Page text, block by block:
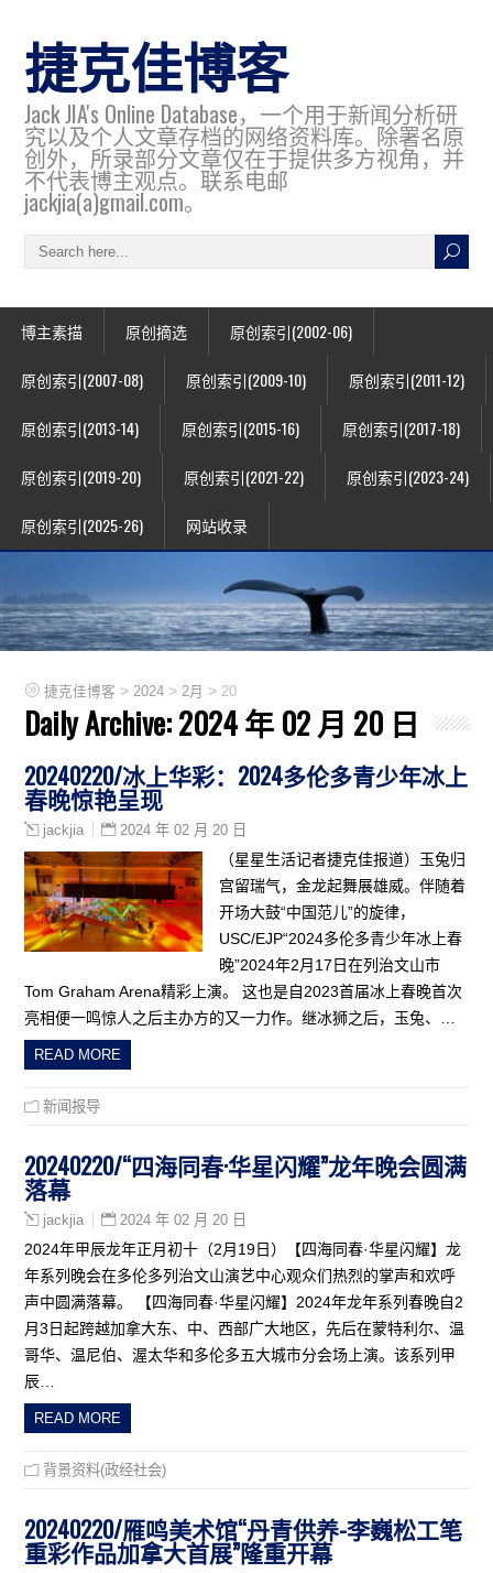
捷克佳博客
Jack JIA's Online Database，一个用于新闻分析研
究以及个人文章存档的网络资料库。除署名原
创外，所录部分文章仅在于提供多方视角，并
不代表博主观点。联系电邮
jackjia(a)gmail.com。
博主素描 原创摘选 原创索引(2002-06)
原创索引(2007-08) 原创索引(2009-10) 原创索引(2011-12)
原创索引(2013-14) 原创索引(2015-16) 原创索引(2017-18)
原创索引(2019-20) 原创索引(2021-22) 原创索引(2023-24)
原创索引(2025-26) 网站收录
捷克佳博客 > 2024 > 2月 > 20
Daily Archive:2024 年 02 月 20 日
20240220/冰上华彩：2024多伦多青少年冰上
春晚惊艳呈现
jackjia 2024 年 02 月 20 日
（星星生活记者捷克佳报道）玉兔归
宫留瑞气，金龙起舞展雄威。伴随着
开场大鼓“中国范儿”的旋律，
USC/EJP“2024多伦多青少年冰上春
晚”2024年2月17日在列治文山市
Tom Graham Arena精彩上演。 这也是自2023首届冰上春晚首次
亮相便一鸣惊人之后主办方的又一力作。继冰狮之后，玉兔、…
READ MORE
新闻报导
20240220/“四海同春·华星闪耀”龙年晚会圆满
落幕
jackjia 2024 年 02 月 20 日
2024年甲辰龙年正月初十（2月19日）【四海同春·华星闪耀】龙
年系列晚会在多伦多列治文山演艺中心观众们热烈的掌声和欢呼
声中圆满落幕。 【四海同春·华星闪耀】2024年龙年系列春晚自2
月3日起跨越加拿大东、中、西部广大地区，先后在蒙特利尔、温
哥华、温尼伯、渥太华和多伦多五大城市分会场上演。该系列甲
辰…
READ MORE
背景资料(政经社会)
20240220/雁鸣美术馆“丹青供养-李巍松工笔
重彩作品加拿大首展”隆重开幕